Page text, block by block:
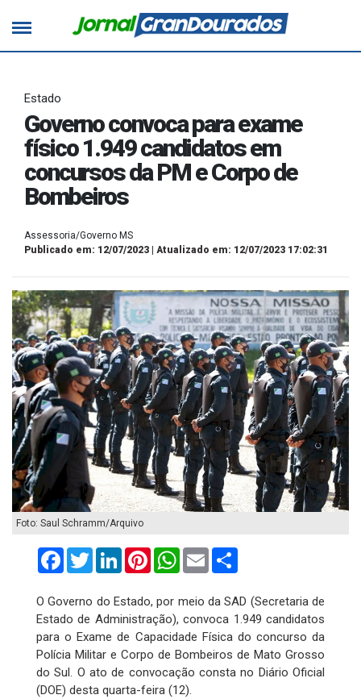
Estado
Governo convoca para exame
físico 1.949 candidatos em
concursos da PM e Corpo de
Bombeiros
Assessoria/Governo MS
Publicado em: 12/07/2023 | Atualizado em: 12/07/2023 17:02:31
Foto: Saul Schramm/Arquivo
FacebookTwitterLinkedInPinterestWhatsApp
Email
O Governo do Estado, por meio da SAD (Secretaria de
Estado de Administração), convoca 1.949 candidatos
para o Exame de Capacidade Física do concurso da
Polícia Militar e Corpo de Bombeiros de Mato Grosso
do Sul. O ato de convocação consta no Diário Oficial
(DOE) desta quarta-feira (12).